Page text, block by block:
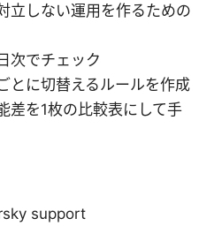
立しない運用を作るための
次でチェック
とに切替えるルールを作成
差を1枚の比較表にして手
support